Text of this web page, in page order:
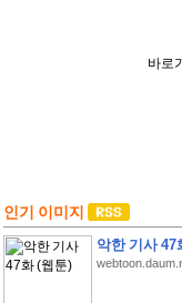
바로
인기 이미지
악한 기사 47